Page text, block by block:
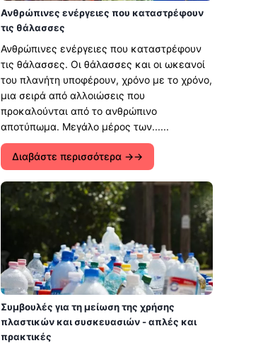
Ανθρώπινες ενέργειες που καταστρέφουν
τις θάλασσες
Ανθρώπινες ενέργειες που καταστρέφουν
τις θάλασσες. Οι θάλασσες και οι ωκεανοί
του πλανήτη υποφέρουν, χρόνο με το χρόνο,
μια σειρά από αλλοιώσεις που
προκαλούνται από το ανθρώπινο
αποτύπωμα. Μεγάλο μέρος των......
Διαβάστε περισσότερα →
Συμβουλές για τη μείωση της χρήσης
πλαστικών και συσκευασιών - απλές και
πρακτικές